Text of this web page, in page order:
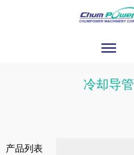
冷却导管
产品列表